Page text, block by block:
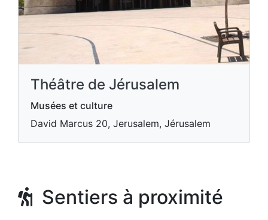
Théâtre de Jérusalem
Musées et culture
David Marcus 20, Jerusalem, Jérusalem
Sentiers à proximité